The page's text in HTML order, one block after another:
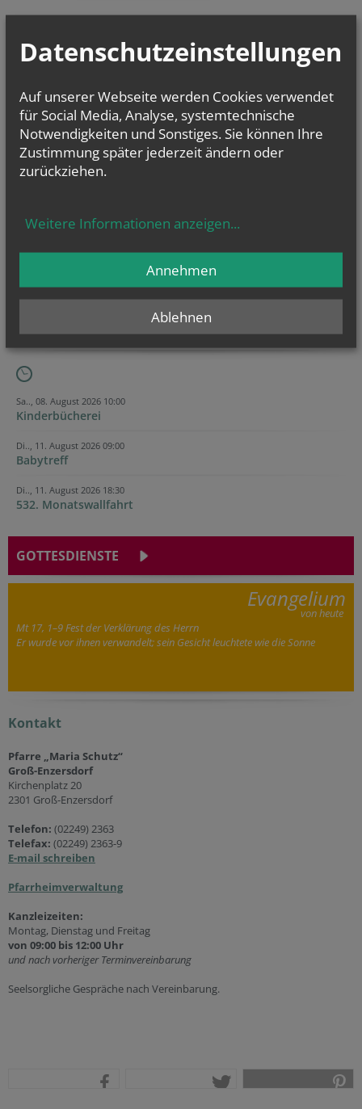
Die Woche der Pfarren & aktuelle Verlautbarungen
Kalenderwoche 32
Kalenderwoche 31
Sa.., 08. August 2026 10:00
Kinderbücherei
Di.., 11. August 2026 09:00
Babytreff
Di.., 11. August 2026 18:30
532. Monatswallfahrt
GOTTESDIENSTE
Evangelium
von heute
Mt 17, 1–9 Fest der Verklärung des Herrn
Er wurde vor ihnen verwandelt; sein Gesicht leuchtete wie die Sonne
Kontakt
Pfarre „Maria Schutz“
Groß-Enzersdorf
Kirchenplatz 20
2301 Groß-Enzersdorf
Telefon: (02249) 2363
Telefax: (02249) 2363-9
E-mail schreiben
Pfarrheimverwaltung
Kanzleizeiten:
Montag, Dienstag und Freitag
von 09:00 bis 12:00 Uhr
und nach vorheriger Terminvereinbarung
Seelsorgliche Gespräche nach Vereinbarung.
Datenschutzeinstellungen
Auf unserer Webseite werden Cookies verwendet
für Social Media, Analyse, systemtechnische
Notwendigkeiten und Sonstiges. Sie können Ihre
Zustimmung später jederzeit ändern oder
zurückziehen.
Weitere Informationen anzeigen...
Ablehnen
Annehmen